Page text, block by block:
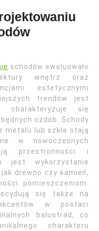
schodów ewoluowało
wnętrz oraz
estetycznymi
trendów jest
charakteryzuje się
ozdób. Schody
metalu lub szkła stają
w nowoczesnych
przestronności i
jest wykorzystanie
drewno czy kamień,
pomieszczeniom.
się także na
w postaci
balustrad, co
charakteru